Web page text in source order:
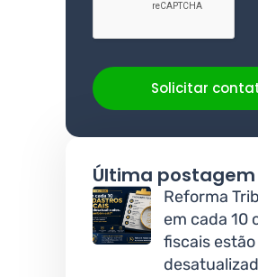
Solicitar
Última postagem
Reforma
em cada 10
fiscais estão